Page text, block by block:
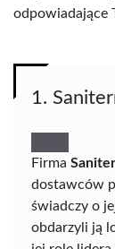
odpowiadające
1.
Firma
dostawców
świadczy o
obdarzyli ją